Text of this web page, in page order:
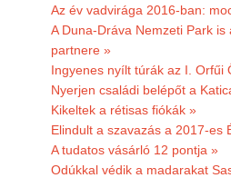
Az év vadvirága 2016-ban:
A Duna-Dráva Nemzeti Park
partnere »
Ingyenes nyílt túrák az I. Orfűi
Nyerjen családi belépőt a
Kikeltek a rétisas fiókák »
Elindult a szavazás a 2017-es
A tudatos vásárló 12 pontja »
Odúkkal védik a madarakat